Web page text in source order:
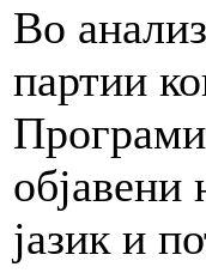
Во
партии
објавени
јазик и